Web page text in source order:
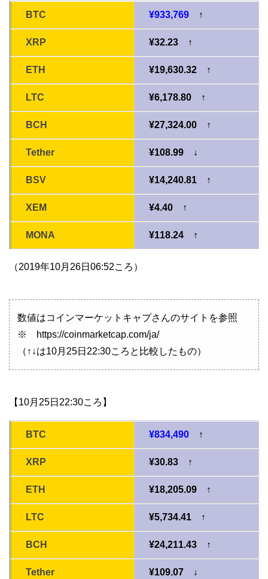
BTC ¥933,769 ↑
XRP ¥32.23 ↑
ETH ¥19,630.32 ↑
LTC ¥6,178.80 ↑
BCH ¥27,324.00 ↑
Tether ¥108.99 ↓
BSV ¥14,240.81 ↑
XEM ¥4.40 ↑
MONA ¥118.24 ↑
（2019年10月26日06:52ころ）
数値はコインマーケットキャプさんのサイトを参照
※ https://coinmarketcap.com/ja/
（↑↓は10月25日22:30ころと比較したもの）
【10月25日22:30ころ】
BTC ¥834,490 ↑
XRP ¥30.83 ↑
ETH ¥18,205.09 ↑
LTC ¥5,734.41 ↑
BCH ¥24,211.43 ↑
Tether ¥109.07 ↓